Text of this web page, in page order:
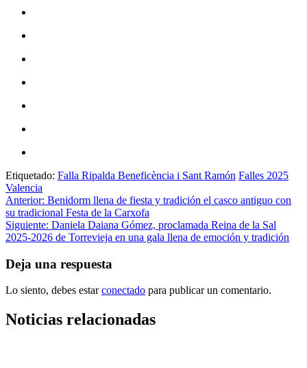
Etiquetado: Falla Ripalda Beneficència i Sant Ramón Falles 2025
Valencia
Navegación
de
entradas
Anterior: Benidorm llena de fiesta y tradición el casco antiguo con
su tradicional Festa de la Carxofa
Siguiente: Daniela Daiana Gómez, proclamada Reina de la Sal
2025-2026 de Torrevieja en una gala llena de emoción y tradición
Deja una respuesta
Lo siento, debes estarconectado para publicar un comentario.
Noticias relacionadas